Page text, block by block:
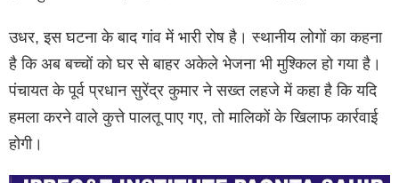
उधर, इस घटना के बाद गांव में भारी रोष है। स्थानीय लोगों का कहना
है कि अब बच्चों को घर से बाहर अकेले भेजना भी मुश्किल हो गया है।
पंचायत के पूर्व प्रधान सुरेंद्र कुमार ने सख्त लहजे में कहा है कि यदि
हमला करने वाले कुत्ते पालतू पाए गए, तो मालिकों के खिलाफ कार्रवाई
होगी।